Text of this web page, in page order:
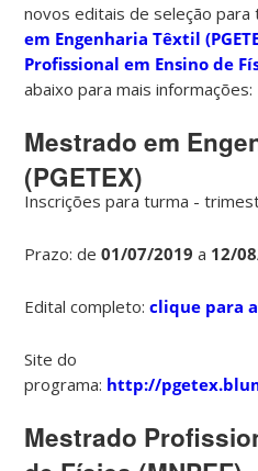
novos editais de seleção para
em Engenharia Têxtil
Profissional em Ensino de
abaixo para mais informações:
Mestrado em
(PGETEX)
Inscrições para turma -
Prazo: de01/07/2019 a 12/
Edital completo:clique para
Site do
programa: http://
Mestrado